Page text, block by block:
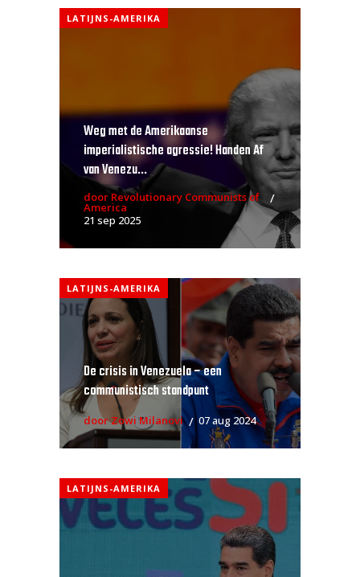
LATIJNS-AMERIKA
Weg met de Amerikaanse
imperialistische agressie! Handen Af
van Venezu...
door Revolutionary Communists of
America
21 sep 2025
LATIJNS-AMERIKA
De crisis in Venezuela – een
communistisch standpunt
door Zowi Milanovi 07 aug 2024
LATIJNS-AMERIKA